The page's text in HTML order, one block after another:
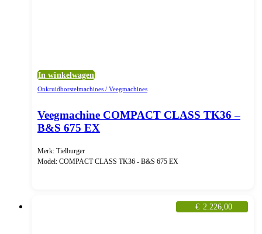
In winkelwagen
Onkruidborstelmachines / Veegmachines
Veegmachine COMPACT CLASS TK36 –
B&S 675 EX
Merk: Tielburger
Model: COMPACT CLASS TK36 - B&S 675 EX
€ 2.226,00